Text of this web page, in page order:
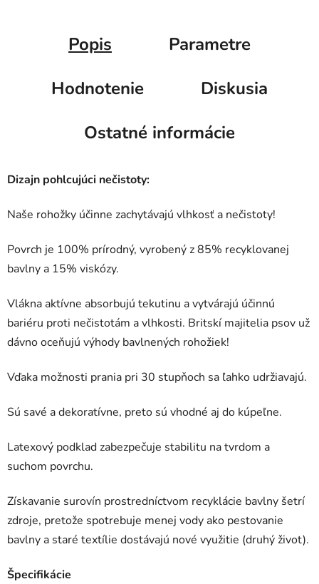
Popis
Parametre
Hodnotenie
Diskusia
Ostatné informácie
Dizajn pohlcujúci nečistoty:
Naše rohožky účinne zachytávajú vlhkosť a nečistoty!
Povrch je 100% prírodný, vyrobený z 85% recyklovanej
bavlny a 15% viskózy.
Vlákna aktívne absorbujú tekutinu a vytvárajú účinnú
bariéru proti nečistotám a vlhkosti. Britskí majitelia psov už
dávno oceňujú výhody bavlnených rohožiek!
Vďaka možnosti prania pri 30 stupňoch sa ľahko udržiavajú.
Sú savé a dekoratívne, preto sú vhodné aj do kúpeľne.
Latexový podklad zabezpečuje stabilitu na tvrdom a
suchom povrchu.
Získavanie surovín prostredníctvom recyklácie bavlny šetrí
zdroje, pretože spotrebuje menej vody ako pestovanie
bavlny a staré textílie dostávajú nové využitie (druhý život).
Špecifikácie